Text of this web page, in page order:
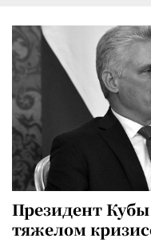
Президент
тяжелом